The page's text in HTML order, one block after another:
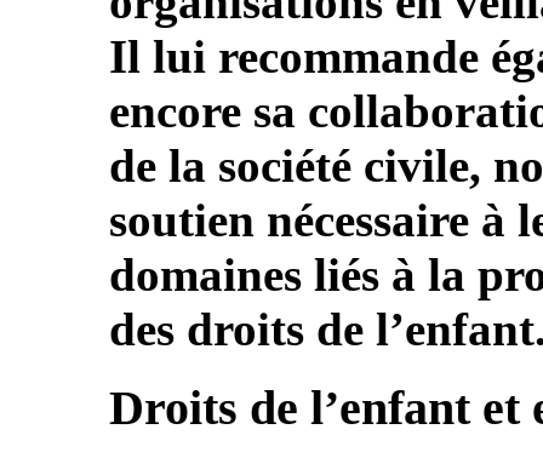
Il lui recommande
encore sa
de la société civile,
soutien nécessaire à
domaines liés à la
des droits de
Droits de l’enfant et